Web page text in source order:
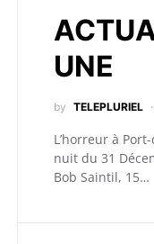
UNE
by TELEPLURIEL
L’horreur à
nuit du 31
Bob Saintil, 15…